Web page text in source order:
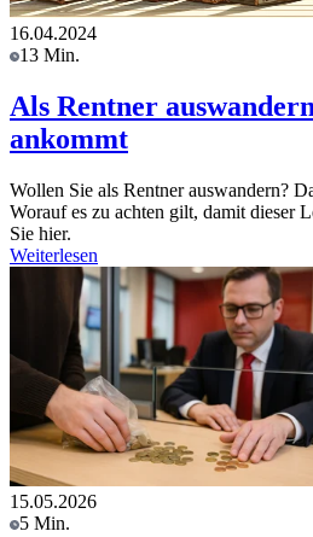
16.04.2024
13 Min.
Als Rentner
ankommt
Wollen Sie als Rentner auswandern?
Worauf es zu achten gilt, damit dieser
Sie hier.
Weiterlesen
15.05.2026
5 Min.